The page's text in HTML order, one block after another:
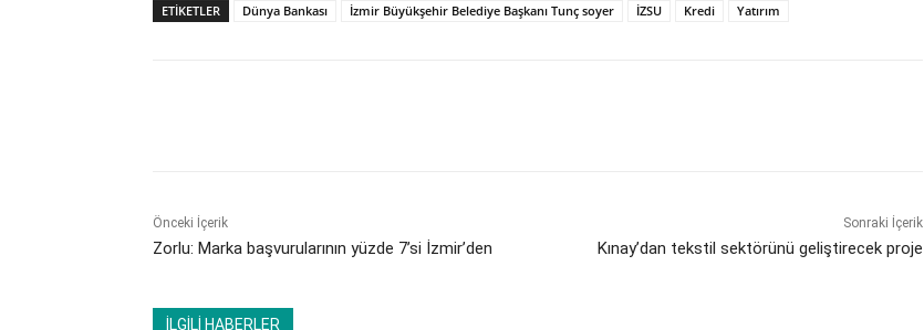
ETİKETLER Dünya Bankası İzmir Büyükşehir Belediye Başkanı Tunç soyer İZSU Kredi Yatırım
Önceki İçerik
Zorlu: Marka başvurularının yüzde 7’si İzmir’den
Sonraki İçerik
Kınay’dan tekstil sektörünü geliştirecek proje
İLGİLİ HABERLER